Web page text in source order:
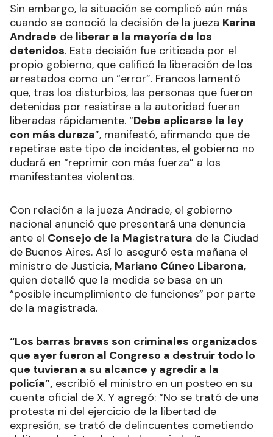
Sin embargo, la situación se complicó aún más
cuando se conoció la decisión de la jueza Karina
Andrade de liberar a la mayoría de los
detenidos. Esta decisión fue criticada por el
propio gobierno, que calificó la liberación de los
arrestados como un “error”. Francos lamentó
que, tras los disturbios, las personas que fueron
detenidas por resistirse a la autoridad fueran
liberadas rápidamente. “Debe aplicarse la ley
con más dureza”, manifestó, afirmando que de
repetirse este tipo de incidentes, el gobierno no
dudará en “reprimir con más fuerza” a los
manifestantes violentos.
Con relación a la jueza Andrade, el gobierno
nacional anunció que presentará una denuncia
ante el Consejo de la Magistratura de la Ciudad
de Buenos Aires. Así lo aseguró esta mañana el
ministro de Justicia, Mariano Cúneo Libarona,
quien detalló que la medida se basa en un
“posible incumplimiento de funciones” por parte
de la magistrada.
“Los barras bravas son criminales organizados
que ayer fueron al Congreso a destruir todo lo
que tuvieran a su alcance y agredir a la
policía”, escribió el ministro en un posteo en su
cuenta oficial de X. Y agregó: “No se trató de una
protesta ni del ejercicio de la libertad de
expresión, se trató de delincuentes cometiendo